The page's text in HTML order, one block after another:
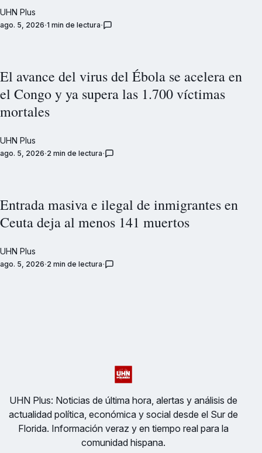
UHN Plus
ago. 5, 2026 1 min de lectura
El avance del virus del Ébola se acelera en
el Congo y ya supera las 1.700 víctimas
mortales
UHN Plus
ago. 5, 2026 2 min de lectura
Entrada masiva e ilegal de inmigrantes en
Ceuta deja al menos 141 muertos
UHN Plus
ago. 5, 2026 2 min de lectura
UHN Plus: Noticias de última hora, alertas y análisis de
actualidad política, económica y social desde el Sur de
Florida. Información veraz y en tiempo real para la
comunidad hispana.